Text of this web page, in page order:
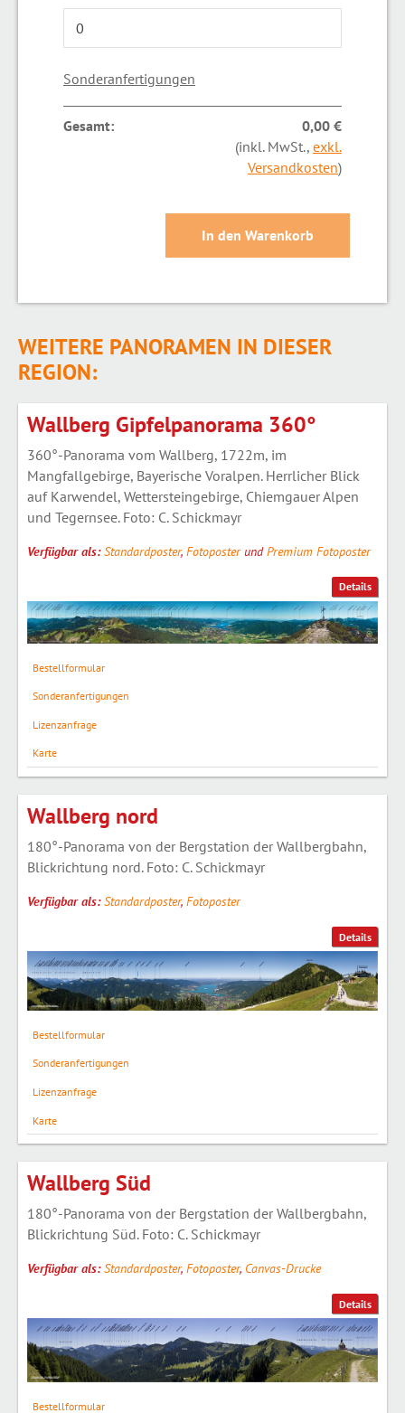
Sonderanfertigungen
Gesamt:
0,00 €
(inkl. MwSt., exkl.
Versandkosten)
WEITERE PANORAMEN IN DIESER
REGION:
Details
Wallberg Gipfelpanorama 360°
360°-Panorama vom Wallberg, 1722m, im
Mangfallgebirge, Bayerische Voralpen. Herrlicher Blick
auf Karwendel, Wettersteingebirge, Chiemgauer Alpen
und Tegernsee. Foto: C. Schickmayr
Verfügbar als:Standardposter, FotoposterundPremium Fotoposter
Bestellformular
Sonderanfertigungen
Lizenzanfrage
Karte
Details
Wallberg nord
180°-Panorama von der Bergstation der Wallbergbahn,
Blickrichtung nord. Foto: C. Schickmayr
Verfügbar als:Standardposter, Fotoposter
Bestellformular
Sonderanfertigungen
Lizenzanfrage
Karte
Details
Wallberg Süd
180°-Panorama von der Bergstation der Wallbergbahn,
Blickrichtung Süd. Foto: C. Schickmayr
Verfügbar als:Standardposter, Fotoposter, Canvas-Drucke
Bestellformular